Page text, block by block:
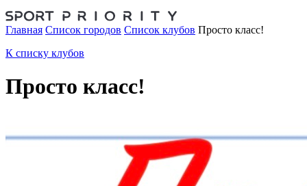
Главная Список городов Список клубов Просто класс!
К списку клубов
Просто класс!